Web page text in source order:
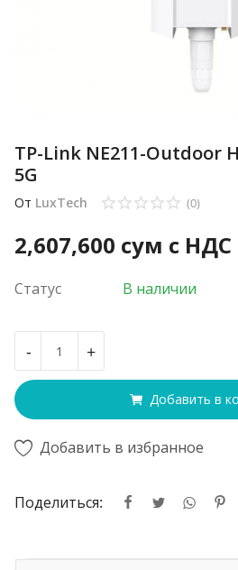
TP-Link NE211-
5G
От LuxTech (0)
2,607,600 сум с НДС
Статус В наличии
- +
Добавить в
Добавить в избранное
Поделиться: